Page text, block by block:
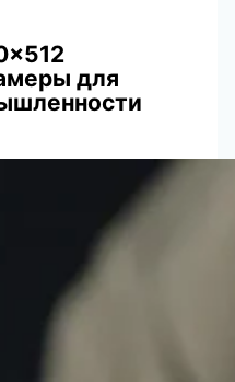
для